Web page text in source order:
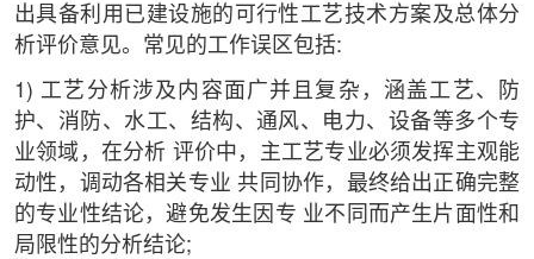
出具备利用已建设施的可行性工艺技术方案及总体分
析评价意见。常见的工作误区包括:
1) 工艺分析涉及内容面广并且复杂，涵盖工艺、防
护、消防、水工、结构、通风、电力、设备等多个专
业领域，在分析 评价中，主工艺专业必须发挥主观能
动性，调动各相关专业 共同协作，最终给出正确完整
的专业性结论，避免发生因专 业不同而产生片面性和
局限性的分析结论;